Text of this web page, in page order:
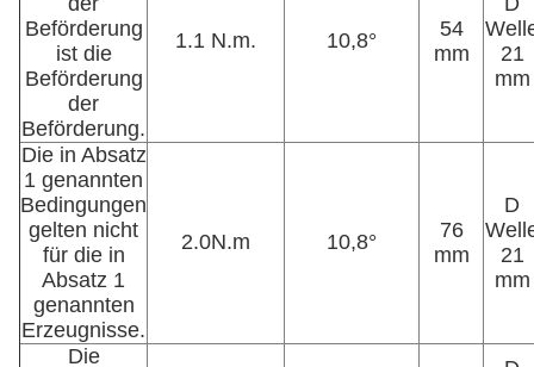
Beförderung
ist die
Beförderung
der
Beförderung.
1.1 N.m. 10,8°
54
mm
21
mm
Die in Absatz
1 genannten
Bedingungen
gelten nicht
für die in
Absatz 1
genannten
Erzeugnisse.
2.0N.m 10,8°
76
mm
D
21
mm
Die